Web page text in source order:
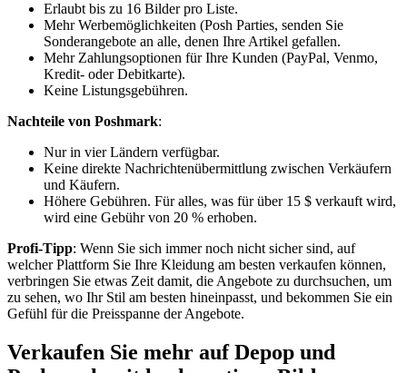
Erlaubt bis zu 16 Bilder pro Liste.
Mehr Werbemöglichkeiten (Posh Parties, senden Sie
Sonderangebote an alle, denen Ihre Artikel gefallen.
Mehr Zahlungsoptionen für Ihre Kunden (PayPal, Venmo,
Kredit- oder Debitkarte).
Keine Listungsgebühren.
Nachteile von Poshmark:
Nur in vier Ländern verfügbar.
Keine direkte Nachrichtenübermittlung zwischen Verkäufern
und Käufern.
Höhere Gebühren. Für alles, was für über 15 $ verkauft wird,
wird eine Gebühr von 20 % erhoben.
Profi-Tipp: Wenn Sie sich immer noch nicht sicher sind, auf
welcher Plattform Sie Ihre Kleidung am besten verkaufen können,
verbringen Sie etwas Zeit damit, die Angebote zu durchsuchen, um
zu sehen, wo Ihr Stil am besten hineinpasst, und bekommen Sie ein
Gefühl für die Preisspanne der Angebote.
Verkaufen Sie mehr auf Depop und